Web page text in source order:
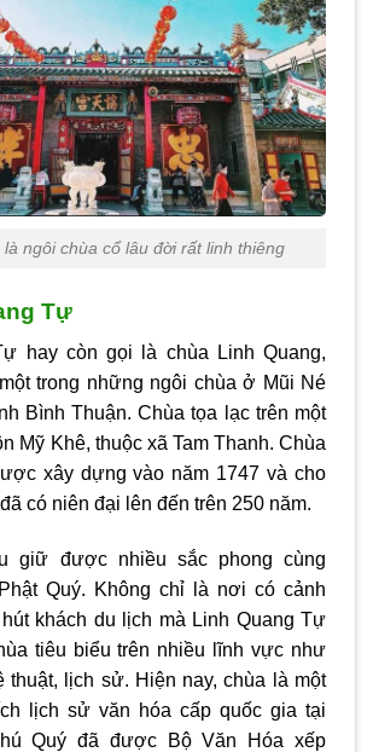
là ngôi chùa cổ lâu đời rất linh thiêng
Tự
hay còn gọi là chùa Linh Quang,
trong những ngôi chùa ở Mũi Né
Bình Thuận. Chùa tọa lạc trên một
Mỹ Khê, thuộc xã Tam Thanh. Chùa
xây dựng vào năm 1747 và cho
có niên đại lên đến trên 250 năm.
giữ được nhiều sắc phong cùng
Quý. Không chỉ là nơi có cảnh
khách du lịch mà Linh Quang Tự
tiêu biểu trên nhiều lĩnh vực như
thuật, lịch sử. Hiện nay, chùa là một
lịch sử văn hóa cấp quốc gia tại
Quý đã được Bộ Văn Hóa xếp